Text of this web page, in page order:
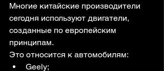
Многие китайские производители
сегодня используют двигатели,
созданные по европейским
принципам.
Это относится к автомобилям:
Geely;